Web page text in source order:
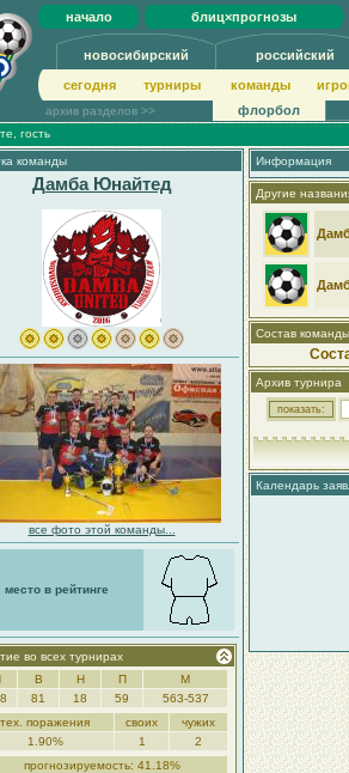
начало блиц×прогнозы
новосибирский российский
сегодня турниры команды
архив разделов >> флорбол
гость
команды
Дамба Юнайтед
все фото этой команды...
место в рейтинге
во всех турнирах
В Н П
М
81 18 59
563-537
тех. поражения
своих
чужих
1.90%
1
2
прогнозируемость: 41.18%
Информация
Другие
Состав команды
Архив турнира
Календарь